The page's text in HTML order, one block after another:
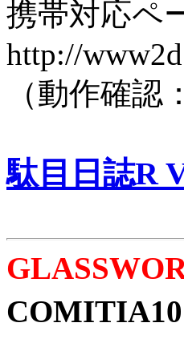
携帯対応ペ
http://
（動作確認
駄目日誌R